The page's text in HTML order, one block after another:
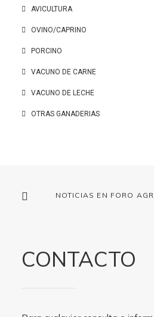
AVICULTURA
OVINO/CAPRINO
PORCINO
VACUNO DE CARNE
VACUNO DE LECHE
OTRAS GANADERIAS
NOTICIAS EN FORO
CONTACTO